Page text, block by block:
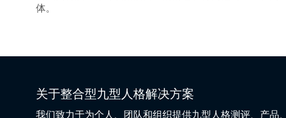
体。
关于整合型九型人格解决方案
我们致力于为个人、团队和组织提供九型人格测评、产品